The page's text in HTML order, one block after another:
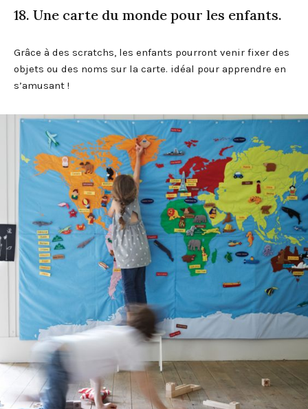
18. Une carte du monde pour les enfants.
Grâce à des scratchs, les enfants pourront venir fixer des
objets ou des noms sur la carte. idéal pour apprendre en
s’amusant !